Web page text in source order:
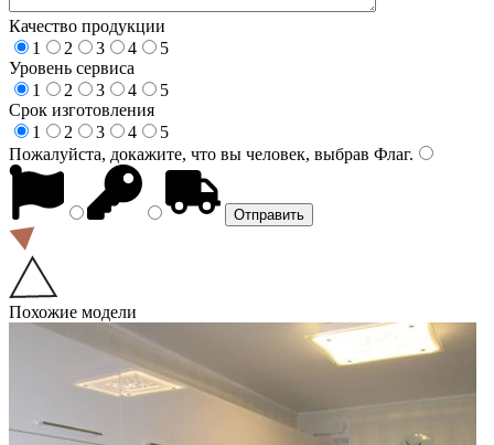
Качество продукции
1
2 3 4
5
Уровень сервиса
1
2 3 4
5
Срок изготовления
1
2 3 4
5
Пожалуйста, докажите, что вы человек, выбрав Флаг.
Похожие модели